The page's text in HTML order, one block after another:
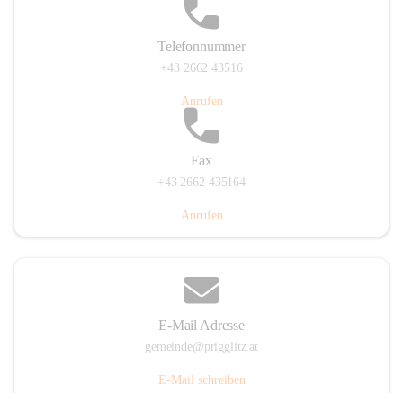
Telefonnummer
+43 2662 43516
Anrufen
Fax
+43 2662 435164
Anrufen
E-Mail Adresse
gemeinde@prigglitz.at
E-Mail schreiben